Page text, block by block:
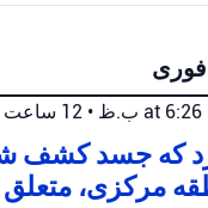
فوری
• 12 ساعت پیش
کرد که جسد کشف
مرکزی،